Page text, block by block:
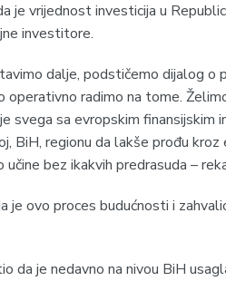
je vrijednost investicija u
investitore.
dalje, podstičemo dijalog o
operativno radimo na tome.
svega sa evropskim finansijskim
BiH, regionu da lakše prođu
bez ikakvih predrasuda –
je ovo proces budućnosti i
da je nedavno na nivou BiH